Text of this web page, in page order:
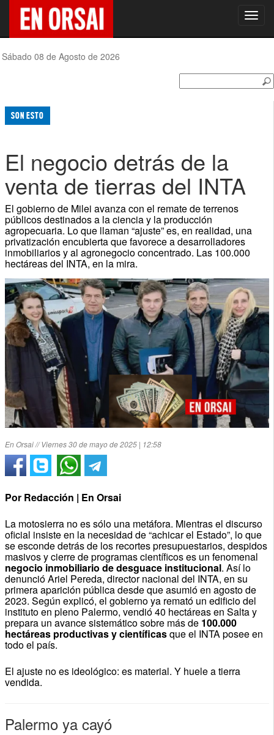
Sábado 08 de Agosto de 2026
SON ESTO
El negocio detrás de la
venta de tierras del INTA
El gobierno de Milei avanza con el remate de terrenos
públicos destinados a la ciencia y la producción
agropecuaria. Lo que llaman “ajuste” es, en realidad, una
privatización encubierta que favorece a desarrolladores
inmobiliarios y al agronegocio concentrado. Las 100.000
hectáreas del INTA, en la mira.
En Orsai // Viernes 30 de mayo de 2025 | 12:58
Por Redacción | En Orsai
La motosierra no es sólo una metáfora. Mientras el discurso
oficial insiste en la necesidad de “achicar el Estado”, lo que
se esconde detrás de los recortes presupuestarios, despidos
masivos y cierre de programas científicos es un fenomenal
negocio inmobiliario de desguace institucional. Así lo
denunció Ariel Pereda, director nacional del INTA, en su
primera aparición pública desde que asumió en agosto de
2023. Según explicó, el gobierno ya remató un edificio del
instituto en pleno Palermo, vendió 40 hectáreas en Salta y
prepara un avance sistemático sobre más de 100.000
hectáreas productivas y científicasque el INTA posee en
todo el país.
El ajuste no es ideológico: es material. Y huele a tierra
vendida.
Palermo ya cayó